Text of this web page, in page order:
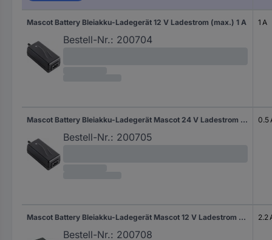
Mascot Battery Bleiakku-Ladegerät 12 V Ladestrom (max.) 1 A
Bestell-Nr.: 200704
1 A
Mascot Battery Bleiakku-Ladegerät Mascot 24 V Ladestrom (max.) 0.5 A
Bestell-Nr.: 200705
0.5
Mascot Battery Bleiakku-Ladegerät Mascot 12 V Ladestrom (max.) 2.2 A
Bestell-Nr.: 200708
2.2